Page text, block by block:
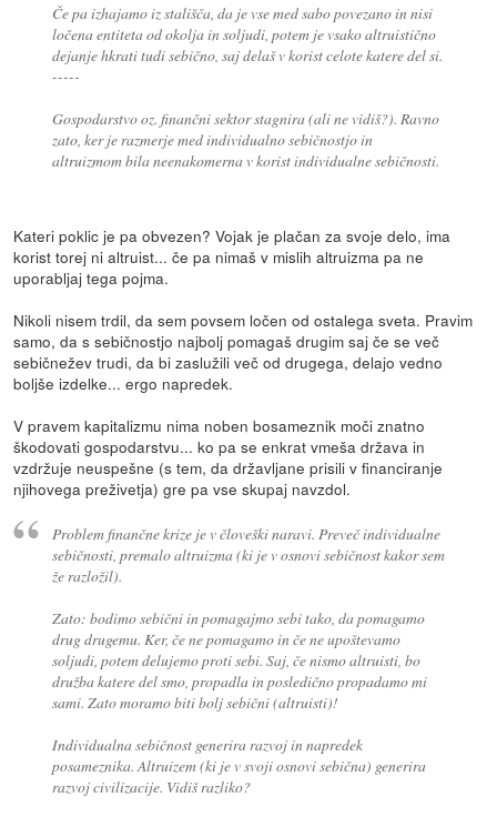
Če pa izhajamo iz stališča, da je vse med sabo povezano in nisi
ločena entiteta od okolja in soljudi, potem je vsako altruistično
dejanje hkrati tudi sebično, saj delaš v korist celote katere del si.
-----
Gospodarstvo oz. finančni sektor stagnira (ali ne vidiš?). Ravno
zato, ker je razmerje med individualno sebičnostjo in
altruizmom bila neenakomerna v korist individualne sebičnosti.
Kateri poklic je pa obvezen? Vojak je plačan za svoje delo, ima
korist torej ni altruist... če pa nimaš v mislih altruizma pa ne
uporabljaj tega pojma.
Nikoli nisem trdil, da sem povsem ločen od ostalega sveta. Pravim
samo, da s sebičnostjo najbolj pomagaš drugim saj če se več
sebičnežev trudi, da bi zaslužili več od drugega, delajo vedno
boljše izdelke... ergo napredek.
V pravem kapitalizmu nima noben bosameznik moči znatno
škodovati gospodarstvu... ko pa se enkrat vmeša država in
vzdržuje neuspešne (s tem, da državljane prisili v financiranje
njihovega preživetja) gre pa vse skupaj navzdol.
Problem finančne krize je v človeški naravi. Preveč individualne
sebičnosti, premalo altruizma (ki je v osnovi sebičnost kakor sem
že razložil).
Zato: bodimo sebični in pomagajmo sebi tako, da pomagamo
drug drugemu. Ker, če ne pomagamo in če ne upoštevamo
soljudi, potem delujemo proti sebi. Saj, če nismo altruisti, bo
družba katere del smo, propadla in posledično propadamo mi
sami. Zato moramo biti bolj sebični (altruisti)!
Individualna sebičnost generira razvoj in napredek
posameznika. Altruizem (ki je v svoji osnovi sebična) generira
razvoj civilizacije. Vidiš razliko?